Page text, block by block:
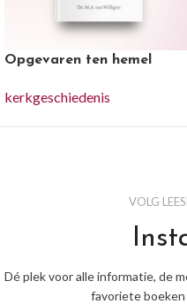
Opgevaren ten hemel
kerkgeschiedenis
VOLG
Dé plek voor alle informatie, de
favoriete